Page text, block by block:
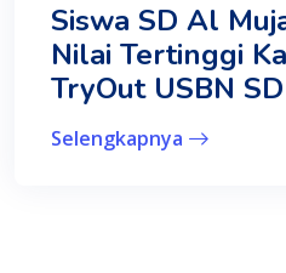
Siswa SD Al
Nilai Tertinggi
TryOut USBN SD
Selengkapnya